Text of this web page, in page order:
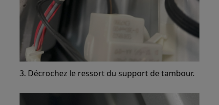
3. Décrochez le ressort du support de tambour.